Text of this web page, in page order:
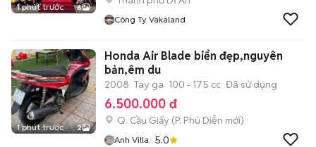
1 phút trước 6
Công Ty Vakaland
1 phút trước 2
Honda Air Blade biển đẹp,nguyên
bản,êm du
2008 Tay ga 100 - 175 cc Đã sử dụng
6.500.000 đ
Q. Cầu Giấy (P. Phú Diễn mới)
Anh Villa 5.0